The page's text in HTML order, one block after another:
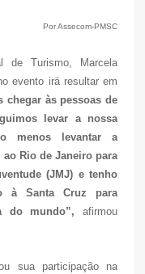
Por Assecom-PMSC
de Turismo, Marcela
evento irá resultar em
chegar às pessoas de
levar a nossa
menos levantar a
Rio de Janeiro para
(JMJ) e tenho
à Santa Cruz para
do mundo”, afirmou
sua participação na